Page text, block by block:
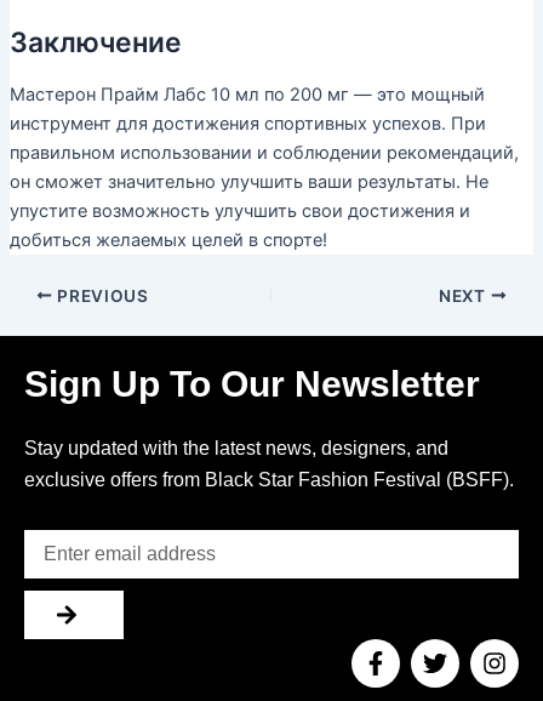
Заключение
Мастерон Прайм Лабс 10 мл по 200 мг — это мощный
инструмент для достижения спортивных успехов. При
правильном использовании и соблюдении рекомендаций,
он сможет значительно улучшить ваши результаты. Не
упустите возможность улучшить свои достижения и
добиться желаемых целей в спорте!
PREVIOUS NEXT
Sign Up To Our Newsletter
Stay updated with the latest news, designers, and
exclusive offers from Black Star Fashion Festival (BSFF).
Submit
F
a
T
w
I
n